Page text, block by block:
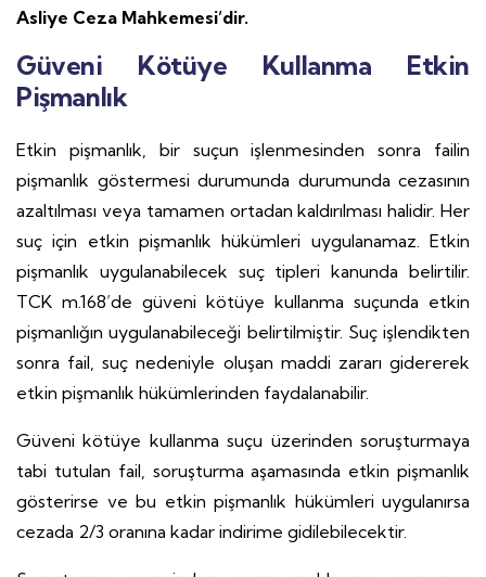
Asliye Ceza Mahkemesi’dir.
Güveni Kötüye Kullanma Etkin
Pişmanlık
Etkin pişmanlık, bir suçun işlenmesinden sonra failin
pişmanlık göstermesi durumunda durumunda cezasının
azaltılması veya tamamen ortadan kaldırılması halidir. Her
suç için etkin pişmanlık hükümleri uygulanamaz. Etkin
pişmanlık uygulanabilecek suç tipleri kanunda belirtilir.
TCK m.168’de güveni kötüye kullanma suçunda etkin
pişmanlığın uygulanabileceği belirtilmiştir. Suç işlendikten
sonra fail, suç nedeniyle oluşan maddi zararı gidererek
etkin pişmanlık hükümlerinden faydalanabilir.
Güveni kötüye kullanma suçu üzerinden soruşturmaya
tabi tutulan fail, soruşturma aşamasında etkin pişmanlık
gösterirse ve bu etkin pişmanlık hükümleri uygulanırsa
cezada 2/3 oranına kadar indirime gidilebilecektir.